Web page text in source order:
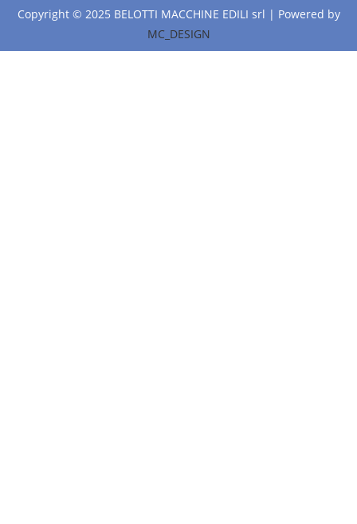
Copyright © 2025 BELOTTI MACCHINE EDILI srl | Powered by
MC_DESIGN